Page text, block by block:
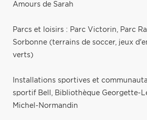
Amours de Sarah
Parcs et loisirs : Parc Victorin, Parc
Sorbonne (terrains de soccer, jeux
verts)
Installations sportives et
sportif Bell, Bibliothèque Georgette-
Michel-Normandin